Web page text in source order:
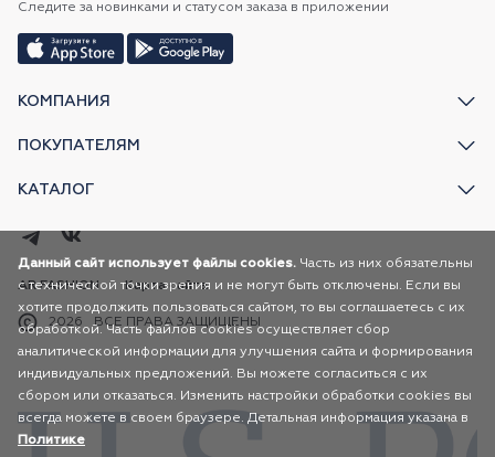
КОМПАНИЯ
ПОКУПАТЕЛЯМ
КАТАЛОГ
Следите за новинками и статусом заказа в приложении
2026 ВСЕ ПРАВА ЗАЩИЩЕНЫ
AR FASHION Карта сайта
Данный сайт использует файлы cookies. Часть из них обязательны
с технической точки зрения и не могут быть отключены. Если вы
хотите продолжить пользоваться сайтом, то вы соглашаетесь с их
обработкой. Часть файлов cookies осуществляет сбор
аналитической информации для улучшения сайта и формирования
индивидуальных предложений. Вы можете согласиться с их
сбором или отказаться. Изменить настройки обработки cookies вы
всегда можете в своем браузере. Детальная информация указана в
Политике